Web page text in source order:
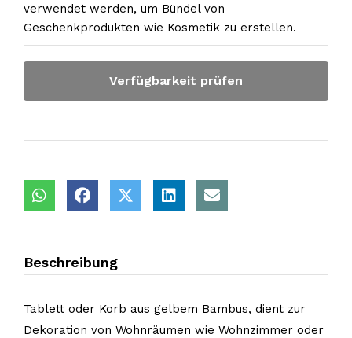
verwendet werden, um Bündel von
Geschenkprodukten wie Kosmetik zu erstellen.
Verfügbarkeit prüfen
Beschreibung
Tablett oder Korb aus gelbem Bambus, dient zur
Dekoration von Wohnräumen wie Wohnzimmer oder